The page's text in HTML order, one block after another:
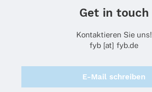
Get in touch
Kontaktieren Sie uns!
fyb [at] fyb.de
E-Mail schreiben